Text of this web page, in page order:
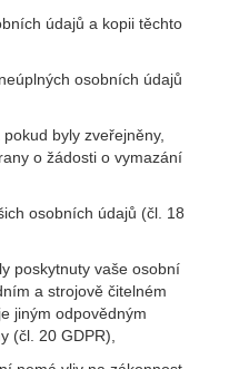
údajů a kopii těchto
osobních údajů
byly zveřejněny,
o žádosti o vymazání
osobních údajů (čl. 18
poskytnuty vaše osobní
a strojově čitelném
jiným odpovědným
(čl. 20 GDPR),